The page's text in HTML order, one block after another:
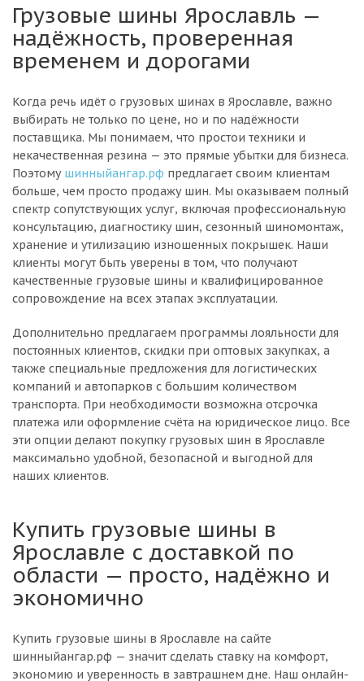
Грузовые шины Ярославль —
надёжность, проверенная
временем и дорогами
Когда речь идёт о грузовых шинах в Ярославле, важно
выбирать не только по цене, но и по надёжности
поставщика. Мы понимаем, что простои техники и
некачественная резина — это прямые убытки для бизнеса.
Поэтому шинныйангар.рф предлагает своим клиентам
больше, чем просто продажу шин. Мы оказываем полный
спектр сопутствующих услуг, включая профессиональную
консультацию, диагностику шин, сезонный шиномонтаж,
хранение и утилизацию изношенных покрышек. Наши
клиенты могут быть уверены в том, что получают
качественные грузовые шины и квалифицированное
сопровождение на всех этапах эксплуатации.
Дополнительно предлагаем программы лояльности для
постоянных клиентов, скидки при оптовых закупках, а
также специальные предложения для логистических
компаний и автопарков с большим количеством
транспорта. При необходимости возможна отсрочка
платежа или оформление счёта на юридическое лицо. Все
эти опции делают покупку грузовых шин в Ярославле
максимально удобной, безопасной и выгодной для
наших клиентов.
Купить грузовые шины в
Ярославле с доставкой по
области — просто, надёжно и
экономично
Купить грузовые шины в Ярославле на сайте
шинныйангар.рф — значит сделать ставку на комфорт,
экономию и уверенность в завтрашнем дне. Наш онлайн-